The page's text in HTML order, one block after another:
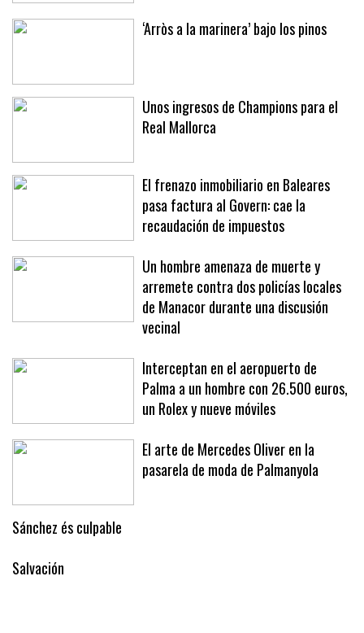
‘Arròs a la marinera’ bajo los pinos
Unos ingresos de Champions para el
Real Mallorca
El frenazo inmobiliario en Baleares
pasa factura al Govern: cae la
recaudación de impuestos
Un hombre amenaza de muerte y
arremete contra dos policías locales
de Manacor durante una discusión
vecinal
Interceptan en el aeropuerto de
Palma a un hombre con 26.500 euros,
un Rolex y nueve móviles
El arte de Mercedes Oliver en la
pasarela de moda de Palmanyola
Sánchez és culpable
Salvación